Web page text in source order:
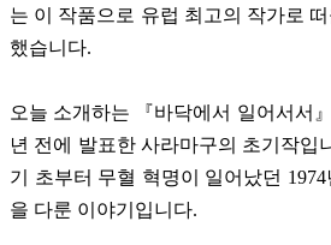
는 이 작품으로 유럽 최고의 작가로
했습니다.
오늘 소개하는 『바닥에서 일어서서
년 전에 발표한 사라마구의 초기작입
기 초부터 무혈 혁명이 일어났던
을 다룬 이야기입니다.